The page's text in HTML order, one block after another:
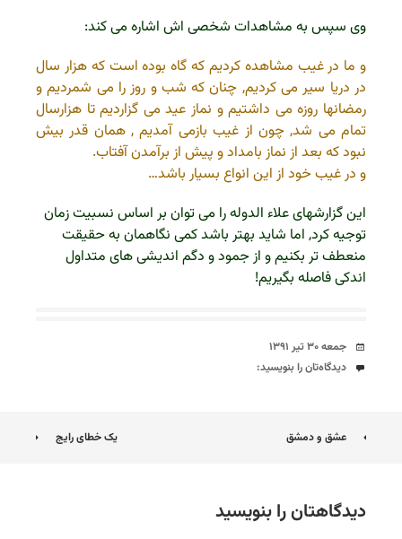
وی سپس به مشاهدات شخصی اش اشاره می کند:
و ما در غیب مشاهده کردیم که گاه بوده است که هزار سال
در دریا سیر می کردیم, چنان که شب و روز را می شمردیم و
رمضانها روزه می داشتیم و نماز عید می گزاردیم تا هزارسال
تمام می شد, چون از غیب بازمی آمدیم , همان قدر بیش
نبود که بعد از نماز بامداد و پیش از برآمدن آفتاب.
و در غیب خود از این انواع بسیار باشد…
این گزارشهای علاء الدوله را می توان بر اساس نسبیت زمان
توجیه کرد, اما شاید بهتر باشد کمی نگاهمان به حقیقت
منعطف تر بکنیم و از جمود و دگم اندیشی های متداول
اندکی فاصله بگیریم!
تاریخ
جمعه ۳۰ تیر ۱۳۹۱
دیدگاه‌ها
دیدگاه‌تان را بنویسید:
ناوبری
عشق و دمشق یک خطای رایج
دیدگاهتان را بنویسید